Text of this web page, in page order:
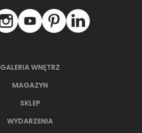
GALERIA WNĘTRZ
MAGAZYN
SKLEP
WYDARZENIA